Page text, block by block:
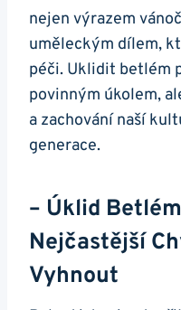
nejen výrazem
uměleckým dílem,
péči. Uklidit betlém
povinným úkolem,
a zachování naší
generace.
– Úklid
Nejčastější
Vyhnout